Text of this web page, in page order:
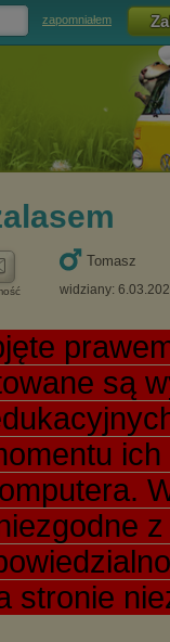
zapomniałem
Tomasz
widziany: